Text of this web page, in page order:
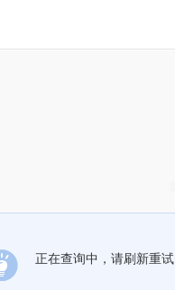
正在查询中，请刷新重试